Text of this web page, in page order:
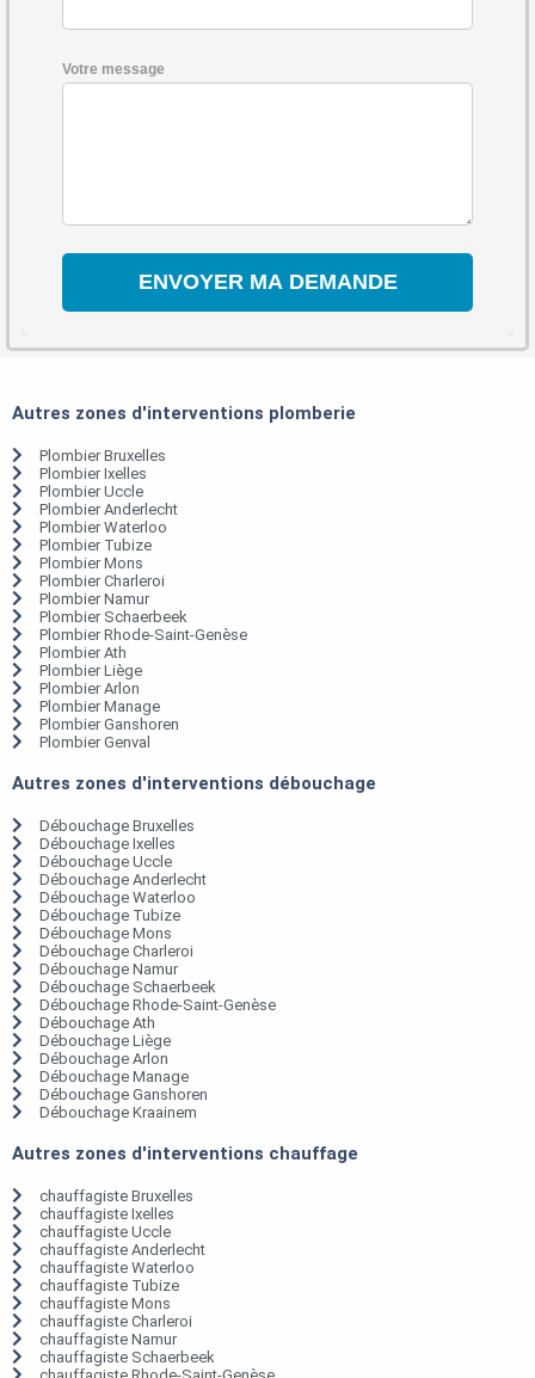
Votre message
Autres zones d'interventions plomberie
Plombier Bruxelles
Plombier Ixelles
Plombier Uccle
Plombier Anderlecht
Plombier Waterloo
Plombier Tubize
Plombier Mons
Plombier Charleroi
Plombier Namur
Plombier Schaerbeek
Plombier Rhode-Saint-Genèse
Plombier Ath
Plombier Liège
Plombier Arlon
Plombier Manage
Plombier Ganshoren
Plombier Genval
Autres zones d'interventions débouchage
Débouchage Bruxelles
Débouchage Ixelles
Débouchage Uccle
Débouchage Anderlecht
Débouchage Waterloo
Débouchage Tubize
Débouchage Mons
Débouchage Charleroi
Débouchage Namur
Débouchage Schaerbeek
Débouchage Rhode-Saint-Genèse
Débouchage Ath
Débouchage Liège
Débouchage Arlon
Débouchage Manage
Débouchage Ganshoren
Débouchage Kraainem
Autres zones d'interventions chauffage
chauffagiste Bruxelles
chauffagiste Ixelles
chauffagiste Uccle
chauffagiste Anderlecht
chauffagiste Waterloo
chauffagiste Tubize
chauffagiste Mons
chauffagiste Charleroi
chauffagiste Namur
chauffagiste Schaerbeek